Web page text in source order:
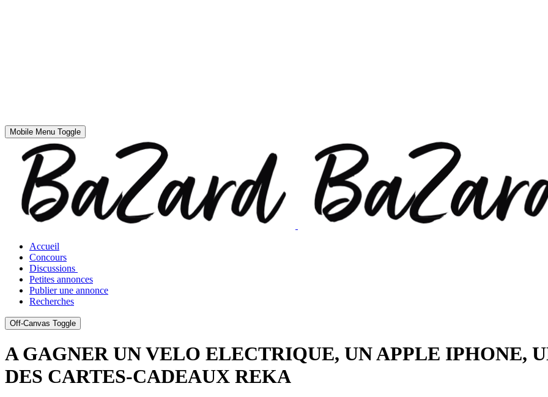
Mobile Menu Toggle
Accueil
Concours
Discussions
Petites annonces
Publier une annonce
Recherches
Off-Canvas Toggle
A GAGNER UN VELO ELECTRIQUE, UN APPLE IPHONE,
DES CARTES-CADEAUX REKA